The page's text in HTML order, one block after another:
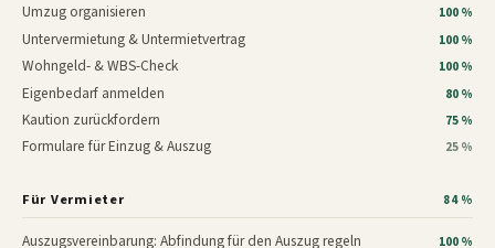
Umzug organisieren 100 %
Untervermietung & Untermietvertrag 100 %
Wohngeld- & WBS-Check 100 %
Eigenbedarf anmelden 80 %
Kaution zurückfordern 75 %
Formulare für Einzug & Auszug 25 %
Für Vermieter 84 %
Auszugsvereinbarung: Abfindung für den Auszug regeln 100 %